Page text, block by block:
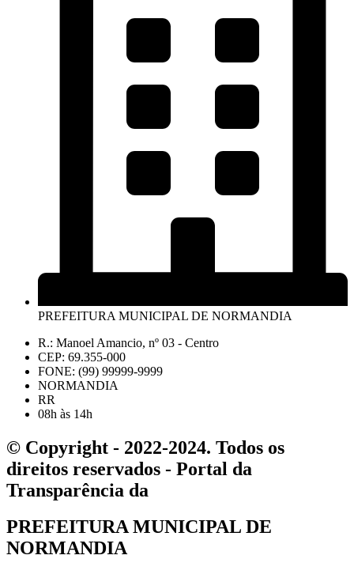
PREFEITURA MUNICIPAL DE NORMANDIA
R.: Manoel Amancio, nº 03 - Centro
CEP: 69.355-000
FONE: (99) 99999-9999
NORMANDIA
RR
08h às 14h
© Copyright - 2022-2024. Todos os
direitos reservados - Portal da
Transparência da
PREFEITURA MUNICIPAL DE
NORMANDIA